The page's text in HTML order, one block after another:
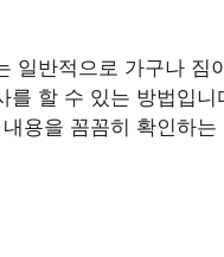
일반적으로 가구나 짐
할 수 있는 방법입
용을 꼼꼼히 확인하